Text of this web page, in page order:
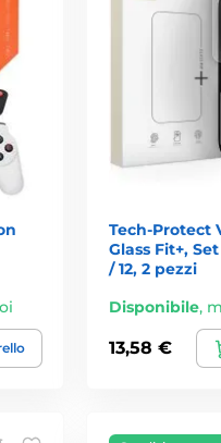
Tech-Protect
Glass Fit+,
/ 12, 2 pezzi
Disponibile,
13,58 €